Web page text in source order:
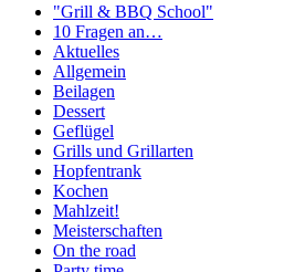
"Grill & BBQ School"
10 Fragen an…
Aktuelles
Allgemein
Beilagen
Dessert
Geflügel
Grills und Grillarten
Hopfentrank
Kochen
Mahlzeit!
Meisterschaften
On the road